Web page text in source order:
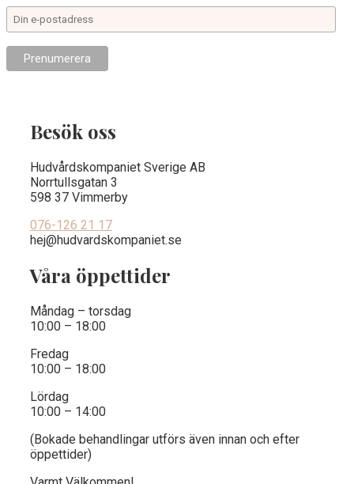
Besök oss
Hudvårdskompaniet Sverige AB
Norrtullsgatan 3
598 37 Vimmerby
076-126 21 17
hej@hudvardskompaniet.se
Våra öppettider
Måndag – torsdag
10:00 – 18:00
Fredag
10:00 – 18:00
Lördag
10:00 – 14:00
(Bokade behandlingar utförs även innan och efter
öppettider)